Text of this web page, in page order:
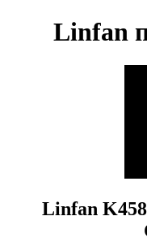
Linfan
Linfan